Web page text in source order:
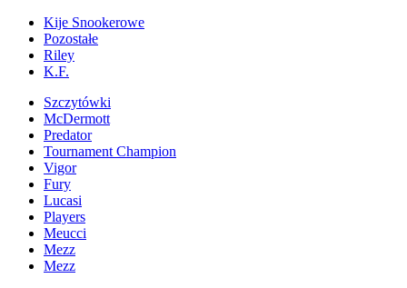
Kije Snookerowe
Pozostałe
Riley
K.F.
Szczytówki
McDermott
Predator
Tournament Champion
Vigor
Fury
Lucasi
Players
Meucci
Mezz
Mezz